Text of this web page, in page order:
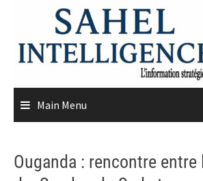
content
Main Menu
Ouganda : rencontre